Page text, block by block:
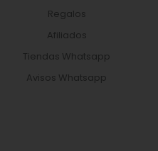
Regalos
Afiliados
Tiendas Whatsapp
Avisos Whatsapp